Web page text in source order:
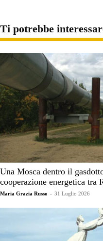
Ti potrebbe
Una Mosca dentro il
cooperazione energetica tra
Maria Grazia Russo - 31 Luglio 2026